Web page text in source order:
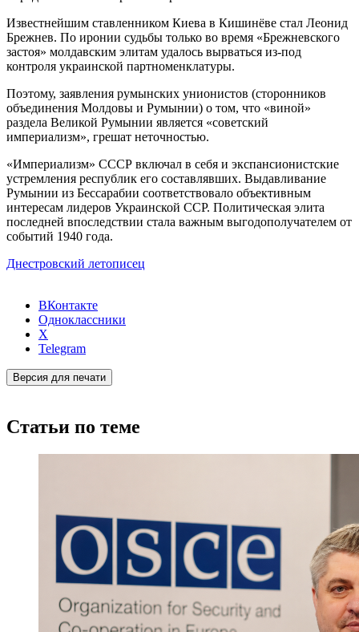
Известнейшим ставленником Киева в Кишинёве стал Леонид
Брежнев. По иронии судьбы только во время «Брежневского
застоя» молдавским элитам удалось вырваться из-под
контроля украинской партноменклатуры.
Поэтому, заявления румынских унионистов (сторонников
объединения Молдовы и Румынии) о том, что «виной»
раздела Великой Румынии является «советский
империализм», грешат неточностью.
«Империализм» СССР включал в себя и экспансионистские
устремления республик его составлявших. Выдавливание
Румынии из Бессарабии соответствовало объективным
интересам лидеров Украинской ССР. Политическая элита
последней впоследствии стала важным выгодополучателем от
событий 1940 года.
Днестровский летописец
ВКонтакте
Одноклассники
X
Telegram
Версия для печати
Статьи по теме